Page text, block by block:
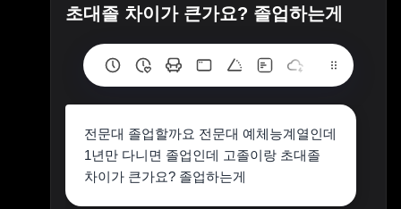
초대졸 차이가 큰가요? 졸업하는게
전문대 졸업할까요 전문대 예체능계열인데
1년만 다니면 졸업인데 고졸이랑 초대졸
차이가 큰가요? 졸업하는게